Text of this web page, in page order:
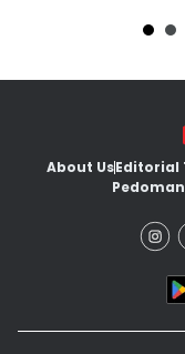
About UsEditorial